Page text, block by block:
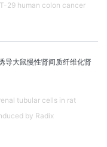
29 human colon cancer
导大鼠慢性肾间质纤维化肾
tubular cells in rat
by Radix